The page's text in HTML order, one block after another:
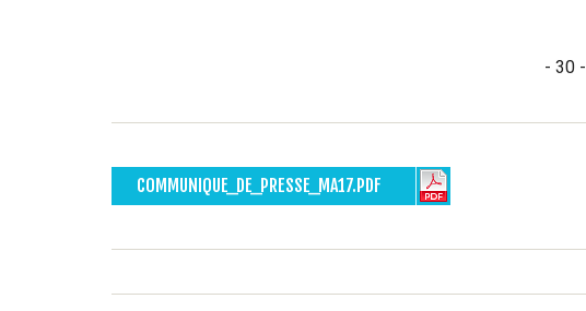
- 30 -
COMMUNIQUE_DE_PRESSE_MA17.PDF